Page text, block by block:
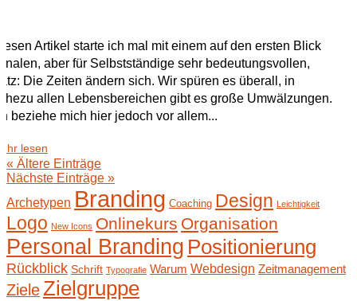
Artikel starte ich mal mit einem auf den ersten Blick
aber für Selbstständige sehr bedeutungsvollen,
Die Zeiten ändern sich. Wir spüren es überall, in
allen Lebensbereichen gibt es große Umwälzungen.
beziehe mich hier jedoch vor allem...
lesen
« Ältere Einträge
Nächste Einträge »
Archetypen Branding Coaching Design Leichtigkeit
Logo New Icons Onlinekurs Organisation
Personal Branding Positionierung
Rückblick Schrift Typografie Warum Webdesign Zeitmanagement
ZieleZielgruppe